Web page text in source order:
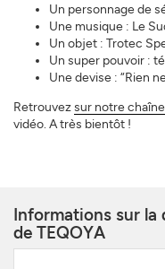
Un personnage de
Une musique : Le
Un objet : Trotec
Un super pouvoir :
Une devise : “Rien
Retrouvezsur notre
vidéo. A très bientôt !
Informations sur la
de TEQOYA